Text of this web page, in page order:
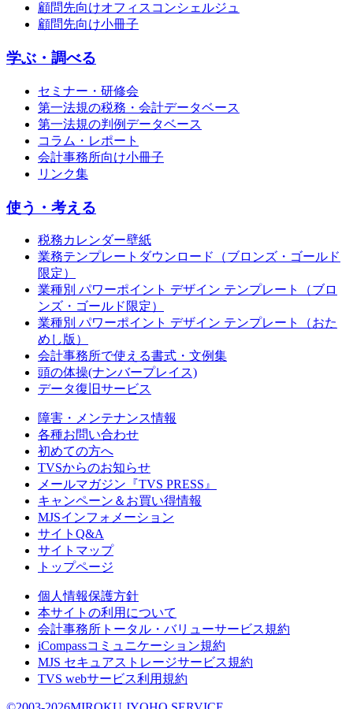
顧問先向けオフィスコンシェルジュ
顧問先向け小冊子
学ぶ・調べる
セミナー・研修会
第一法規の税務・会計データベース
第一法規の判例データベース
コラム・レポート
会計事務所向け小冊子
リンク集
使う・考える
税務カレンダー壁紙
業務テンプレートダウンロード（ブロンズ・ゴールド
限定）
業種別 パワーポイント デザイン テンプレート（ブロ
ンズ・ゴールド限定）
業種別 パワーポイント デザイン テンプレート（おた
めし版）
会計事務所で使える書式・文例集
頭の体操(ナンバープレイス)
データ復旧サービス
障害・メンテナンス情報
各種お問い合わせ
初めての方へ
TVSからのお知らせ
メールマガジン『TVS PRESS』
キャンペーン＆お買い得情報
MJSインフォメーション
サイトQ&A
サイトマップ
トップページ
個人情報保護方針
本サイトの利用について
会計事務所トータル・バリューサービス規約
iCompassコミュニケーション規約
MJS セキュアストレージサービス規約
TVS webサービス利用規約